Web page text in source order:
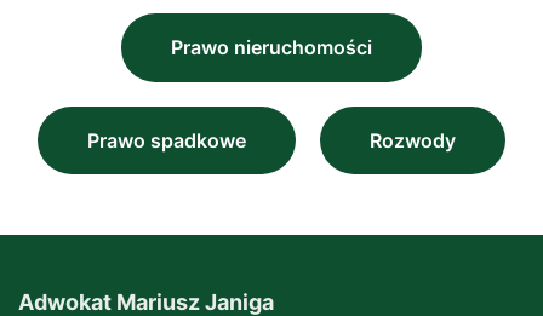
Prawo nieruchomości
Prawo spadkowe Rozwody
Adwokat Mariusz Janiga